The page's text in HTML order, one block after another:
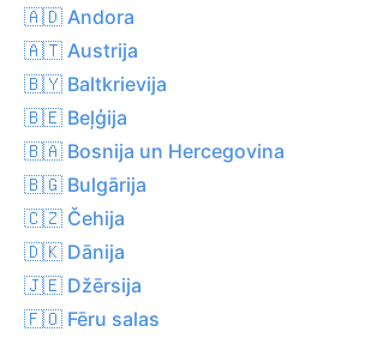
🇦🇩 Andora
🇦🇹 Austrija
🇧🇾 Baltkrievija
🇧🇪 Beļģija
🇧🇦 Bosnija un Hercegovina
🇧🇬 Bulgārija
🇨🇿 Čehija
🇩🇰 Dānija
🇯🇪 Džērsija
🇫🇴 Fēru salas